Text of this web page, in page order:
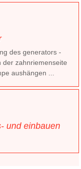
des generators -
zahnriemenseite
aushängen ...
und einbauen